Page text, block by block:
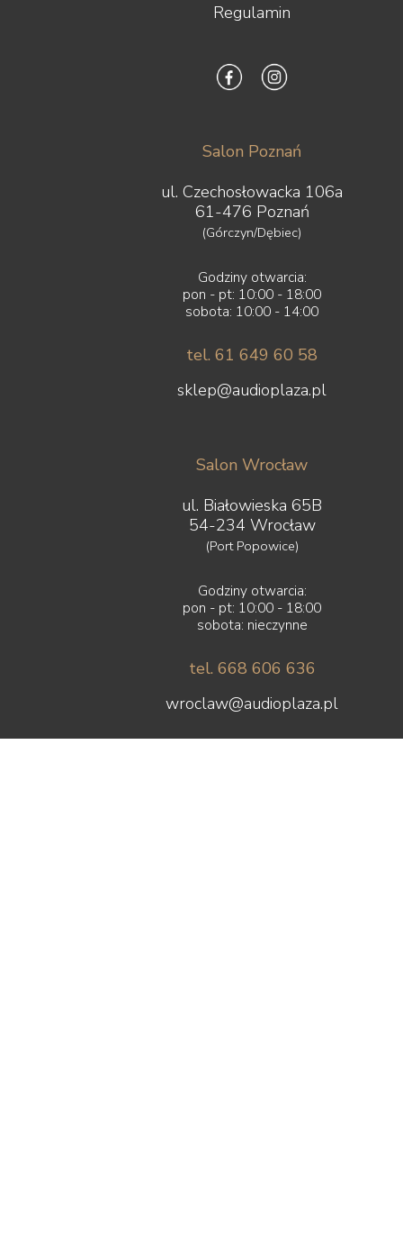
Regulamin
Salon Poznań
ul. Czechosłowacka 106a
61-476 Poznań
(Górczyn/Dębiec)
Godziny otwarcia:
pon - pt: 10:00 - 18:00
sobota: 10:00 - 14:00
tel. 61 649 60 58
sklep@audioplaza.pl
Salon Wrocław
ul. Białowieska 65B
54-234 Wrocław
(Port Popowice)
Godziny otwarcia:
pon - pt: 10:00 - 18:00
sobota: nieczynne
tel. 668 606 636
wroclaw@audioplaza.pl